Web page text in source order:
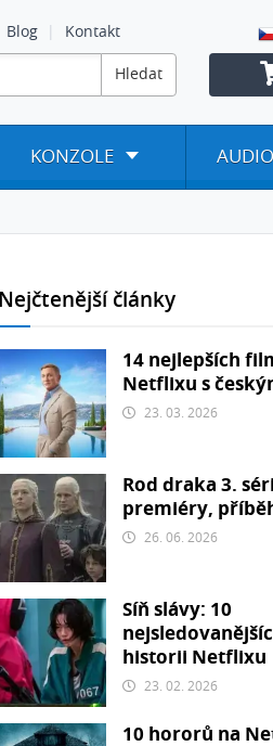
Blog Kontakt
Hledat
KONZOLE
Nejčtenější články
14 nejlepších
Netflixu s
23. 03. 2026
Rod draka 3.
premiéry,
26. 06. 2026
Síň slávy: 10
historii Netflixu
23. 02. 2026
10 hororů na